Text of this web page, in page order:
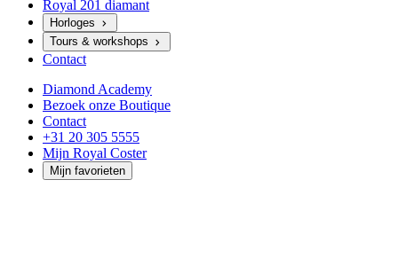
Royal 201 diamant
Horloges
Tours & workshops
Contact
Diamond Academy
Bezoek onze Boutique
Contact
+31 20 305 5555
Mijn Royal Coster
Mijn favorieten